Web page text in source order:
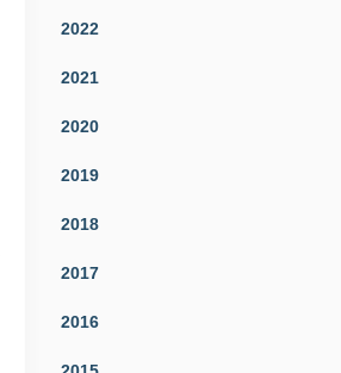
2022
2021
2020
2019
2018
2017
2016